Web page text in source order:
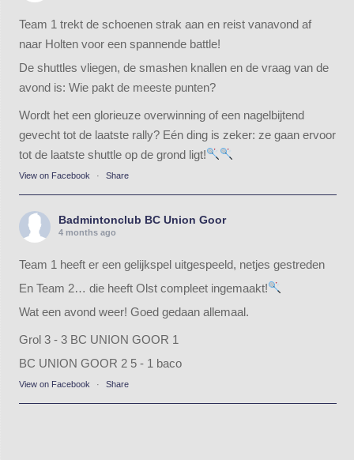
Team 1 trekt de schoenen strak aan en reist vanavond af
naar Holten voor een spannende battle!
De shuttles vliegen, de smashen knallen en de vraag van de
avond is: Wie pakt de meeste punten?
Wordt het een glorieuze overwinning of een nagelbijtend
gevecht tot de laatste rally? Eén ding is zeker: ze gaan ervoor
tot de laatste shuttle op de grond ligt!
View on Facebook · Share
Badmintonclub BC Union Goor
4 months ago
Team 1 heeft er een gelijkspel uitgespeeld, netjes gestreden
En Team 2… die heeft Olst compleet ingemaakt!
Wat een avond weer! Goed gedaan allemaal.
Grol 3 - 3 BC UNION GOOR 1
BC UNION GOOR 2 5 - 1 baco
View on Facebook · Share